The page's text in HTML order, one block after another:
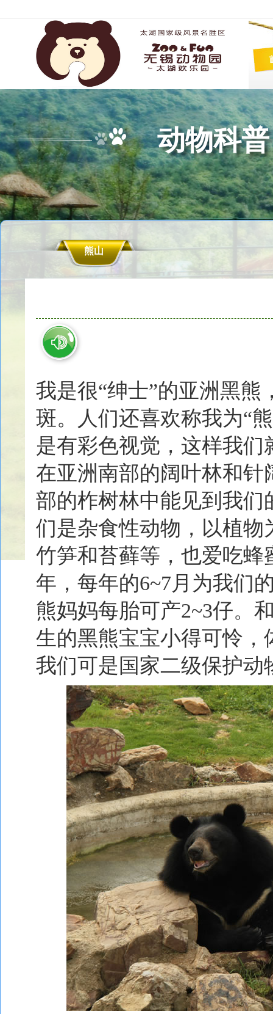
动物科普
熊山
我是很“绅士”的亚洲黑
斑。人们还喜欢称我为“
是有彩色视觉，这样我
在亚洲南部的阔叶林和
部的柞树林中能见到我
们是杂食性动物，以植
竹笋和苔藓等，也爱吃蜂
年，每年的6~7月为我们
熊妈妈每胎可产2~3仔。
生的黑熊宝宝小得可怜，
我们可是国家二级保护动